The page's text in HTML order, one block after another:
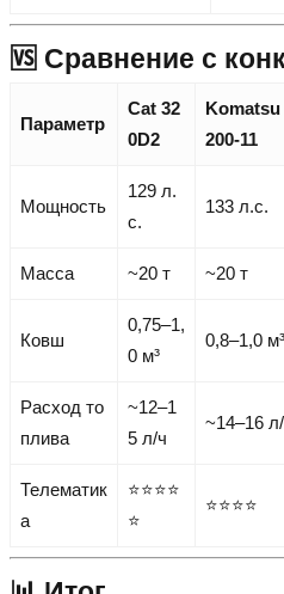
🆚 Сравнение с
Параметр
Cat 32
0D2
Komatsu
200-11
Мощность
129 л.
с.
133 л.с.
Масса ~20 т ~20 т
Ковш
0,75–1,
0 м³
0,8–1,0 м³
Расход то
плива
~12–1
5 л/ч
~14–16
Телематик
а
⭐⭐⭐⭐
⭐
⭐⭐⭐⭐